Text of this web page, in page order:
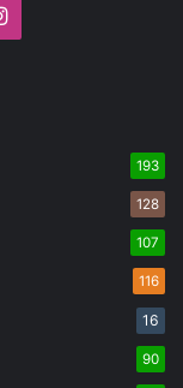
Instagram
193
128
107
116
16
90